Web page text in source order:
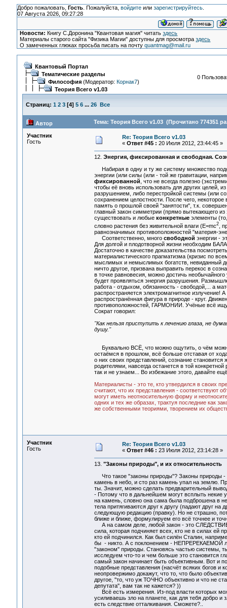
Добро пожаловать, Гость. Пожалуйста, войдитеили зарегистрируйтесь.
07 Августа 2026, 09:27:28
Новости: Книгу С.Доронина "Квантовая магия" читатьздесь
Материалы старого сайта "Физика Магии" доступны для просмотраздесь
О замеченных глюках просьба писать на почтуquantmag@mail.ru
Квантовый Портал
Тематические разделы
Философия(Модератор: Корнак7)
Теория Всего v1.03
0
Страниц: 1 2 3[4] 5 6 ... 26 Все
Автор Тема: Теория Всего v1.03 (Прочитано 774351
Участник
Гость
Re: Теория Всего v1.03
« Ответ #45 : 20 Июля 2012, 23:44:45 »
12. Энергия, фиксированная и свободная.
Набирая в одну и ту же систему множество
энергии (или силы (или - той же гравитации,
фиксированной , что не всегда полезно
чтобы её вновь использовать для других целей,
разрушением, либо перестройкой системы (или
сохранением целостности. После чего,
память о прошлой своей "занятости", т.к.
главный закон симметрии (прямо вытекающего
существовать и любые конкретныеэлементы (то,
словно растения без живительной влаги (E=mc2,
равнозначимых противоположностей "материя-
Соответственно, много свободной энергии -
Для долгой и плодотворной жизни необходим
Достаточно в качестве доказательства
материалистического прагматизма (кризис по
мыслимых и немыслимых богатств, невиданный
ничто другое, призвана выправить перекос в
в точке равновесия, можно достичь
будет проявляться энергия разрушения.
работа - отдыхом, обязанность - свободой,... а
распространяется электромагнитное
распространённая фигура в природе - круг.
противоположностей, ГАРМОНИИ. Учёные всё
Сократ говорил:
"Как нельзя приступить к лечению глаза, не
душу."
Буквально ВСЁ, что можно ощутить, о чём
остаёмся в прошлом, всё больше отставая от
о них своих представлений, сознание
родителями, навсегда останется в той
так и не узнаем... Во избежание этого, давайте
Материалисты - это те, кто утвердился в своих
считают, что их представления - соответствуют
могут иметь неотносительную форму и
одних и тех же образах, трактуя последние как
же собственными теориями, творением их
Участник
Гость
Re: Теория Всего v1.03
« Ответ #46 : 23 Июля 2012, 23:14:28 »
13. "Законы природы", и их относительность
Что такое "законы природы"? Законы природы -
камень в небо, и сто раз камень упал на землю.
ты. Значит, можно сделать предварительный
- Потому что в дальнейшем могут всплыть некие
на камень, словно она сама была подброшена в
тела притягиваются друг к другу (падают друг
следующую редакцию (правку). Но не страшно,
ближе и ближе, формулируем его всё точнее и
А на самом деле, любой закон - это СЛЕДСТВИЕ
сила, которая подчиняет всех, кто не в силах ей
кто ей подчинился. Как был силён Сталин,
бы - никто. А с поклонением - НЕПРЕРЕКАЕМОЙ
"законом" природы. Становясь частью системы,
исследуем что-то и чем больше это становится
самый закон начинает быть объективным. Вот и
подобные представления (насчёт всяких богов и
неопровержимо докажут, что то, что было
другое, "то, что уж ТОЧНО объективно и что не
депутата", вам так не кажется? ))
Всё есть измерения. Из-под власти которых
усиливаешь зло на планете, как для тебя добро и
есть следствие отталкивания. Сможете?..